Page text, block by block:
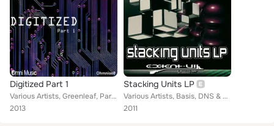
Digitized Part 1
Various Artists, Greenleaf, Parallel, Wavkiller, Jason oS, Sub, Shebuzzz, CJ Weaver, Eschaton, Beckett, Infest, J Digital, Marve...
2013
Stacking Units LP
Various Artists, Basis, DNS & Artomik, 2Kats, Physical Illusion, Iinvisible landscape, Shebuzzz, Duoscience, Psychord, Steez, Ga...
2011